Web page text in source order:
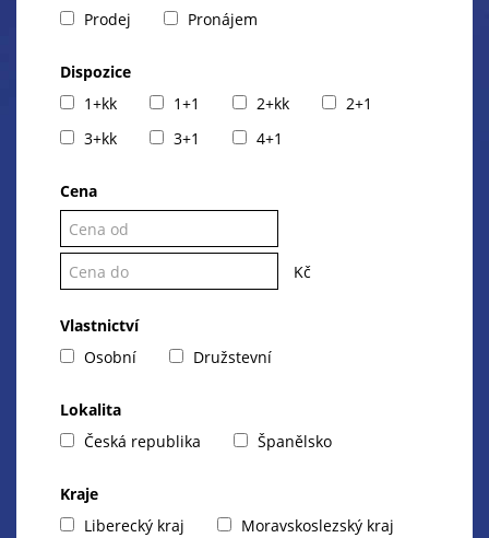
Prodej
Pronájem
Dispozice
1+kk
1+1 2+kk
2+1
3+kk
3+1 4+1
Cena
Kč
Vlastnictví
Osobní
Družstevní
Lokalita
Česká republika
Španělsko
Kraje
Liberecký kraj
Moravskoslezský kraj